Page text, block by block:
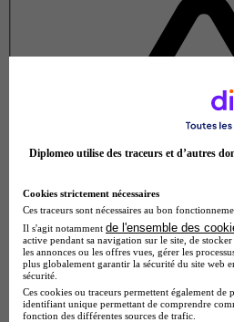
Diplomeo utilise des traceurs et d’autres
Cookies strictement nécessaires
Ces traceurs sont nécessaires au bon
Il s'agit notamment de l'ensemble des
active pendant sa navigation sur le site, de
les annonces ou les offres vues, gérer les
plus globalement garantir la sécurité du site web
sécurité.
Ces cookies ou traceurs permettent également
identifiant unique permettant de comprendre
fonction des différentes sources de trafic.